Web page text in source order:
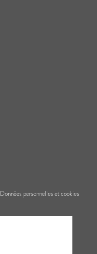
Données personnelles et cookies